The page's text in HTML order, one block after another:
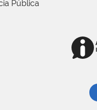
Pública